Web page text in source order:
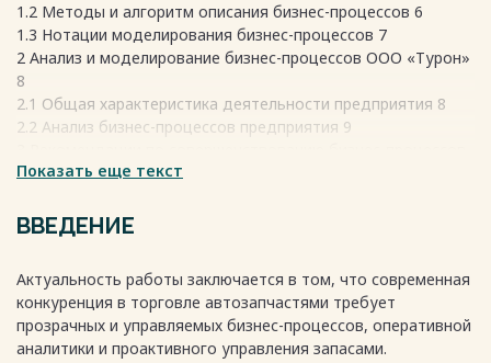
1.2 Методы и алгоритм описания бизнес-процессов 6
1.3 Нотации моделирования бизнес-процессов 7
2 Анализ и моделирование бизнес-процессов ООО «Турон»
8
2.1 Общая характеристика деятельности предприятия 8
2.2 Анализ бизнес-процессов предприятия 9
ООО «Турон» 16
процессов 16
3.2 Направления совершенствования бизнес - процессов 19
Список литературы 24
Весь текст будет доступенпосле покупки
Показать еще текст
ВВЕДЕНИЕ
Актуальность работы заключается в том, что современная
конкуренция в торговле автозапчастями требует
прозрачных и управляемых бизнес-процессов, оперативной
аналитики и проактивного управления запасами.